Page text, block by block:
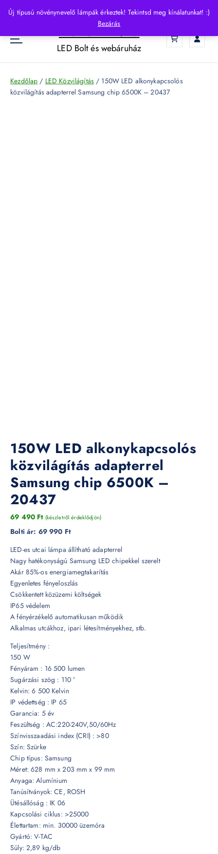
Új típusú növénynevelő lámpák érkeztek! Tekintsd meg kínálatunkat! :)
Bezárás
p
o
HelloLED.hu
LED Bolt és webáruház
Kezdőlap / LED Közvilágítás/ 150W LED alkonykapcsolós
közvilágítás adapterrel Samsung chip 6500K – 20437
150W LED alkonykapcsolós
közvilágítás adapterrel
Samsung chip 6500K –
20437
69 490 Ft (készletről érdeklődjön)
Bolti ár: 69 990 Ft
LED-es utcai lámpa állítható adapterrel
Nagy hatékonyságú Samsung LED chipekkel szerelt
Akár 85%-os energiamegtakarítás
Egyenletes fényeloszlás
Csökkentett közüzemi költségek
IP65 védelem
A fényérzékelő automatikusan működik
Alkalmas utcákhoz, ipari létesítményekhez, stb.
Teljesítmény :
150 W
Fényáram : 16 500 lumen
Sugárzási szög : 110 °
Kelvin: 6 500 Kelvin
IP védettség : IP 65
Garancia: 5 év
Feszültség : AC:220-240V,50/60Hz
Színvisszaadási index (CRI) : >80
Szín: Szürke
Chip típus: Samsung
Méret: 628 mm x 203 mm x 99 mm
Anyaga: Alumínium
Tanúsítványok: CE, ROSH
Ütésállóság : IK 06
Kapcsolási ciklus: >25000
Élettartam: min. 30000 üzemóra
Gyártó: V-TAC
Súly: 2,89 kg/db